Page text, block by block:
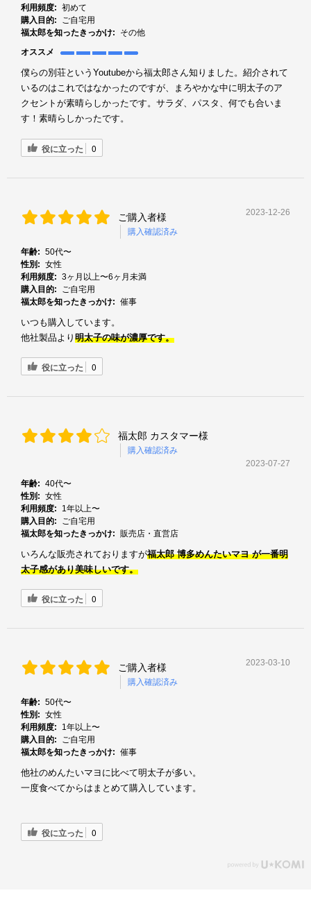
利用頻度: 初めて
購入目的:
ご自宅用
福太郎を知ったきっかけ:
その他
オススメ
僕らの別荘というYoutubeから福太郎さん知りました。紹介されて
いるのはこれではなかったのですが、まろやかな中に明太子のア
クセントが素晴らしかったです。サラダ、パスタ、何でも合いま
す！素晴らしかったです。
役に立った 0
ご購入者様
購入確認済み
2023-12-26
年齢: 50代〜
性別: 女性
利用頻度: 3ヶ月以上〜6ヶ月未満
購入目的:
ご自宅用
福太郎を知ったきっかけ: 催事
いつも購入しています。
他社製品より 明太子の味が濃厚です。
役に立った 0
福太郎 カスタマー様
購入確認済み
2023-07-27
年齢: 40代〜
性別: 女性
利用頻度:
1年以上〜
購入目的:
ご自宅用
福太郎を知ったきっかけ: 販売店・直営店
いろんな販売されておりますが福太郎 博多めんたいマヨ が一番明
太子感があり美味しいです。
役に立った 0
ご購入者様
購入確認済み
2023-03-10
年齢: 50代〜
性別: 女性
利用頻度:
1年以上〜
購入目的:
ご自宅用
福太郎を知ったきっかけ: 催事
他社のめんたいマヨに比べて明太子が多い。
一度食べてからはまとめて購入しています。
役に立った 0